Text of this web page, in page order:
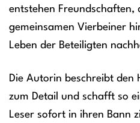
entstehen Freundschaften,
gemeinsamen Vierbeiner
Leben der Beteiligten
Die Autorin beschreibt den
zum Detail und schafft so
Leser sofort in ihren Bann